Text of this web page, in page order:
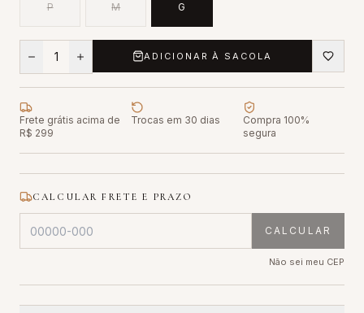
P M G
1 ADICIONAR À SACOLA
Frete grátis acima de
R$ 299
Trocas em 30 dias
Compra 100%
segura
CALCULAR FRETE E PRAZO
CALCULAR
Não sei meu CEP